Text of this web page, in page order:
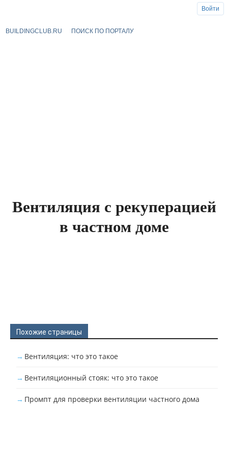
BUILDINGCLUB.RU ПОИСК ПО ПОРТАЛУ
Вентиляция с рекуперацией
в частном доме
Похожие страницы
Вентиляция: что это такое
Вентиляционный стояк: что это такое
Промпт для проверки вентиляции частного дома
Войти